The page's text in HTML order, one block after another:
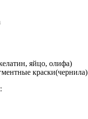
яйцо, олифа)
краски(чернила)